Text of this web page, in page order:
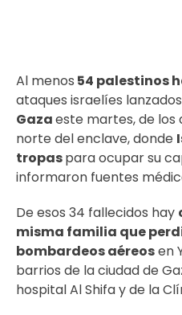
Al menos 54 palestinos
ataques israelíes
Gazaeste martes, de los
norte del enclave, donde
tropaspara ocupar su
informaron fuentes
De esos 34 fallecidos hay
misma familia que
bombardeos aéreosen
barrios de la ciudad de
hospital Al Shifa y de la